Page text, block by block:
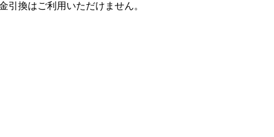
換はご利用いただけません。